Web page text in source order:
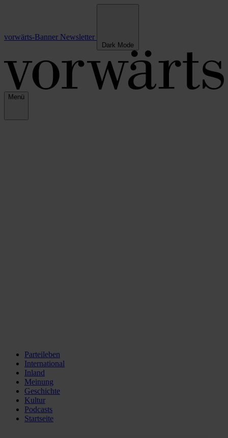
vorwärts-Banner Newsletter
Dark Mode
Menü
Parteileben
International
Inland
Meinung
Geschichte
Kultur
Podcasts
Startseite